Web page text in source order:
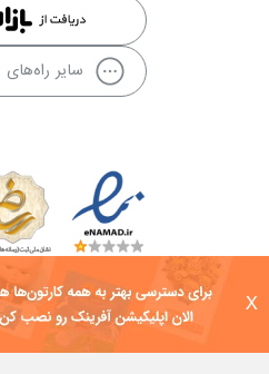
X
سایر راه‌های
کلیه حقوق این سایت به شرکت توسعه